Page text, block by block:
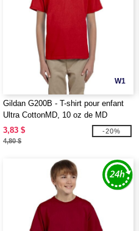
W1
Gildan G200B - T-shirt pour enfant
Ultra CottonMD, 10 oz de MD
(2000B)
3,83 $
4,80 $
-20%